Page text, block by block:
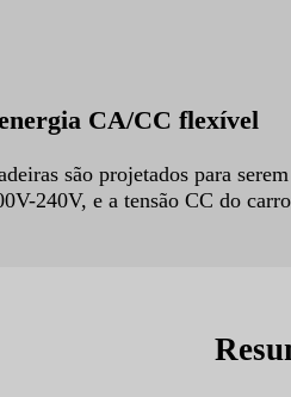
CA/CC flexível
são projetados para
240V, e a tensão CC do